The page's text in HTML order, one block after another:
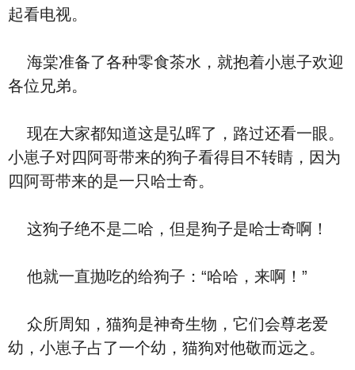
起看电视。
海棠准备了各种零食茶水，就抱着小崽子欢迎
各位兄弟。
现在大家都知道这是弘晖了，路过还看一眼。
小崽子对四阿哥带来的狗子看得目不转睛，因为
四阿哥带来的是一只哈士奇。
这狗子绝不是二哈，但是狗子是哈士奇啊！
他就一直抛吃的给狗子：“哈哈，来啊！”
众所周知，猫狗是神奇生物，它们会尊老爱
幼，小崽子占了一个幼，猫狗对他敬而远之。